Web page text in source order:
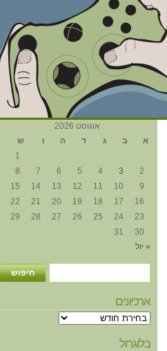
אוגוסט 2026
א
ב ג ד ה ו
ש
1
2
3
4
5
6
7
8
9
10
11
12
13
14
15
16
17
18
19
20
21
22
23
24
25
26
27
28
29
30
31
« יול
ארכיונים
ארכיונים
בלוגרול